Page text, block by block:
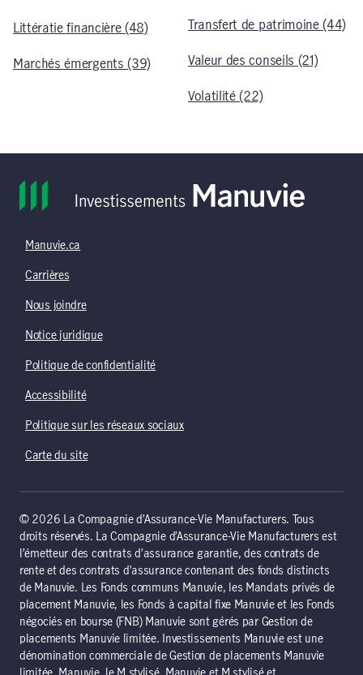
Littératie financière (48)
Marchés émergents (39)
Transfert de patrimoine (44)
Valeur des conseils (21)
Volatilité (22)
Manuvie.ca
Carrières
Nous joindre
Notice juridique
Politique de confidentialité
Accessibilité
Politique sur les réseaux sociaux
Carte du site
© 2026 La Compagnie d’Assurance-Vie Manufacturers. Tous
droits réservés. La Compagnie d’Assurance-Vie Manufacturers est
l’émetteur des contrats d’assurance garantie, des contrats de
rente et des contrats d’assurance contenant des fonds distincts
de Manuvie. Les Fonds communs Manuvie, les Mandats privés de
placement Manuvie, les Fonds à capital fixe Manuvie et les Fonds
négociés en bourse (FNB) Manuvie sont gérés par Gestion de
placements Manuvie limitée. Investissements Manuvie est une
dénomination commerciale de Gestion de placements Manuvie